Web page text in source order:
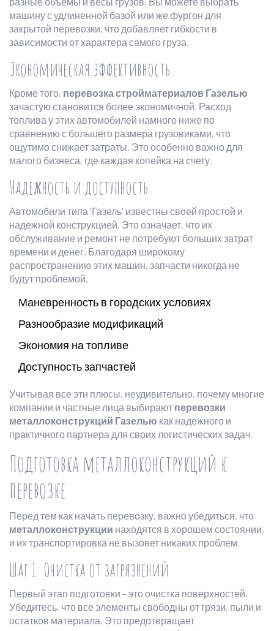
машину с удлиненной базой или же фургон для
закрытой перевозки, что добавляет гибкости в
зависимости от характера самого груза.
Экономическая эффективность
Кроме того, перевозка стройматериалов Газелью
зачастую становится более экономичной. Расход
топлива у этих автомобилей намного ниже по
сравнению с большего размера грузовиками, что
ощутимо снижает затраты. Это особенно важно для
малого бизнеса, где каждая копейка на счету.
Надежность и доступность
Автомобили типа 'Газель' известны своей простой и
надежной конструкцией. Это означает, что их
обслуживание и ремонт не потребуют больших затрат
времени и денег. Благодаря широкому
распространению этих машин, запчасти никогда не
будут проблемой.
Маневренность в городских условиях
Разнообразие модификаций
Экономия на топливе
Доступность запчастей
Учитывая все эти плюсы, неудивительно, почему многие
компании и частные лица выбирают перевозки
металлоконструкций Газелью как надежного и
практичного партнера для своих логистических задач.
Подготовка металлоконструкций к
перевозке
Перед тем как начать перевозку, важно убедиться, что
металлоконструкции находятся в хорошем состоянии,
и их транспортировка не вызовет никаких проблем.
Шаг 1: Очистка от загрязнений
Первый этап подготовки – это очистка поверхностей.
Убедитесь, что все элементы свободны от грязи, пыли и
остатков материала. Это предотвращает